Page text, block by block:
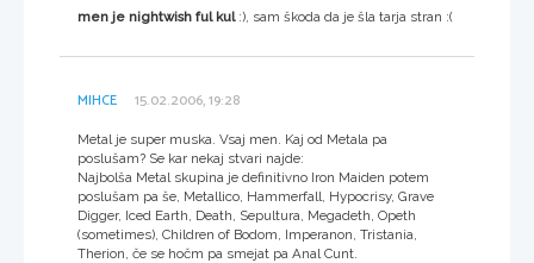
men je nightwish ful kul:), sam škoda da je šla tarja stran :(
MIHCE 15.02.2006, 19:28
Metal je super muska. Vsaj men. Kaj od Metala pa
poslušam? Se kar nekaj stvari najde:
Najbolša Metal skupina je definitivno Iron Maiden potem
poslušam pa še, Metallico, Hammerfall, Hypocrisy, Grave
Digger, Iced Earth, Death, Sepultura, Megadeth, Opeth
(sometimes), Children of Bodom, Imperanon, Tristania,
Therion, če se hočm pa smejat pa Anal Cunt.